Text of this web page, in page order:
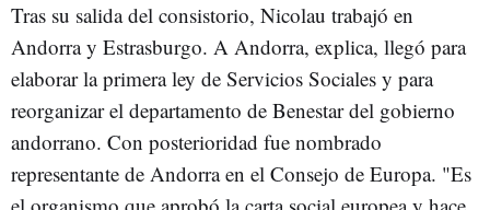
Tras su salida del consistorio, Nicolau trabajó en
Andorra y Estrasburgo. A Andorra, explica, llegó para
elaborar la primera ley de Servicios Sociales y para
reorganizar el departamento de Benestar del gobierno
andorrano. Con posterioridad fue nombrado
representante de Andorra en el Consejo de Europa. "Es